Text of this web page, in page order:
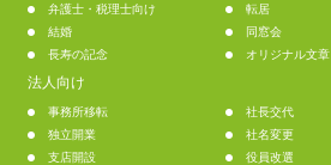
弁護士・税理士向け
転居
結婚
同窓会
長寿の記念
オリジナル文章
法人向け
事務所移転
社長交代
独立開業
社名変更
支店開設
役員改選